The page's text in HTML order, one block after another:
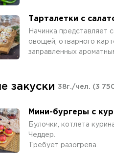
Тарталетки с
Начинка представляет
овощей, отварного
заправленных
закуски 38г./чел. (3
Мини-бургеры с
Булочки, котлета
Чеддер.
Требует разогрева.